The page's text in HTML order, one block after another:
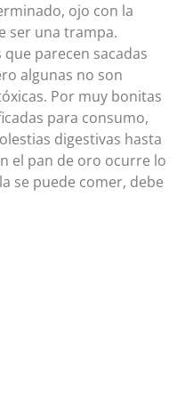
ojo con la
ser una trampa.
parecen sacadas
algunas no son
Por muy bonitas
para consumo,
digestivas hasta
el pan de oro ocurre lo
se puede comer, debe